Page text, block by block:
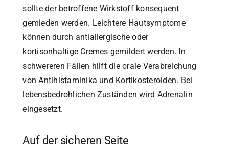
sollte der betroffene Wirkstoff konsequent
gemieden werden. Leichtere Hautsymptome
können durch antiallergische oder
kortisonhaltige Cremes gemildert werden. In
schwereren Fällen hilft die orale Verabreichung
von Antihistaminika und Kortikosteroiden. Bei
lebensbedrohlichen Zuständen wird Adrenalin
eingesetzt.
Auf der sicheren Seite